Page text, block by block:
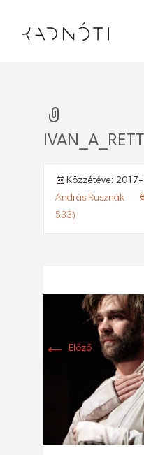
Közzétéve:
András Rusznák
533)
← Előző